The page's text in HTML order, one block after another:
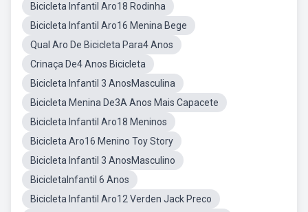
Bicicleta Infantil Aro18 Rodinha
Bicicleta Infantil Aro16 Menina Bege
Qual Aro De Bicicleta Para4 Anos
Crinaça De4 Anos Bicicleta
Bicicleta Infantil 3 AnosMasculina
Bicicleta Menina De3A Anos Mais Capacete
Bicicleta Infantil Aro18 Meninos
Bicicleta Aro16 Menino Toy Story
Bicicleta Infantil 3 AnosMasculino
BicicletaInfantil 6 Anos
Bicicleta Infantil Aro12 Verden Jack Preco